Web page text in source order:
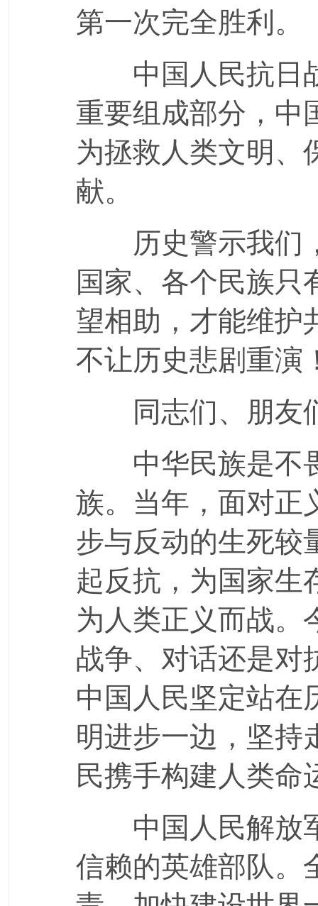
第一次完全胜利。
中国人民抗日战
重要组成部分，中
为拯救人类文明、
献。
历史警示我们，
国家、各个民族只
望相助，才能维护
不让历史悲剧重演
同志们、朋友
中华民族是不畏
族。当年，面对正
步与反动的生死较
起反抗，为国家生
为人类正义而战。
战争、对话还是对
中国人民坚定站在
明进步一边，坚持
民携手构建人类命
中国人民解放军
信赖的英雄部队。